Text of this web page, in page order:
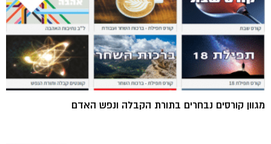
מגוון קורסים נבחרים בתורת הקבלה ונפש האדם